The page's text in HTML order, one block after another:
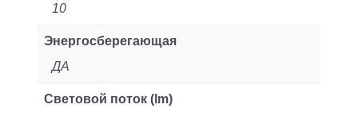
10
Энергосберегающая
ДА
Световой поток (lm)